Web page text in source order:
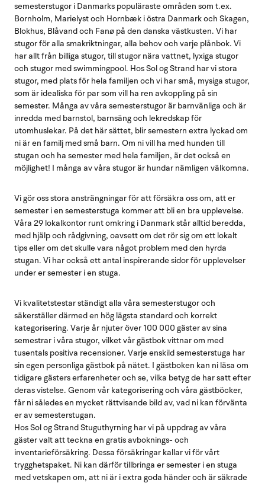
semesterstugor i Danmarks populäraste områden som t.ex.
Bornholm, Marielyst och Hornbæk i östra Danmark och Skagen,
Blokhus, Blåvand och Fanø på den danska västkusten. Vi har
stugor för alla smakriktningar, alla behov och varje plånbok. Vi
har allt från billiga stugor, till stugor nära vattnet, lyxiga stugor
och stugor med swimmingpool. Hos Sol og Strand har vi stora
stugor, med plats för hela familjen och vi har små, mysiga stugor,
som är idealiska för par som vill ha ren avkoppling på sin
semester. Många av våra semesterstugor är barnvänliga och är
inredda med barnstol, barnsäng och lekredskap för
utomhuslekar. På det här sättet, blir semestern extra lyckad om
ni är en familj med små barn. Om ni vill ha med hunden till
stugan och ha semester med hela familjen, är det också en
möjlighet! I många av våra stugor är hundar nämligen välkomna.
Vi gör oss stora ansträngningar för att försäkra oss om, att er
semester i en semesterstuga kommer att bli en bra upplevelse.
Våra 29 lokalkontor runt omkring i Danmark står alltid beredda,
med hjälp och rådgivning, oavsett om det rör sig om ett lokalt
tips eller om det skulle vara något problem med den hyrda
stugan. Vi har också ett antal inspirerande sidor för upplevelser
under er semester i en stuga.
Vi kvalitetstestar ständigt alla våra semesterstugor och
säkerställer därmed en hög lägsta standard och korrekt
kategorisering. Varje år njuter över 100 000 gäster av sina
semestrar i våra stugor, vilket vår gästbok vittnar om med
tusentals positiva recensioner. Varje enskild semesterstuga har
sin egen personliga gästbok på nätet. I gästboken kan ni läsa om
tidigare gästers erfarenheter och se, vilka betyg de har satt efter
deras vistelse. Genom vår kategorisering och våra gästböcker,
får ni således en mycket rättvisande bild av, vad ni kan förvänta
er av semesterstugan.
Hos Sol og Strand Stuguthyrning har vi på uppdrag av våra
gäster valt att teckna en gratis avboknings- och
inventarieförsäkring. Dessa försäkringar kallar vi för vårt
trygghetspaket. Ni kan därför tillbringa er semester i en stuga
med vetskapen om, att ni är i extra goda händer och är säkrade